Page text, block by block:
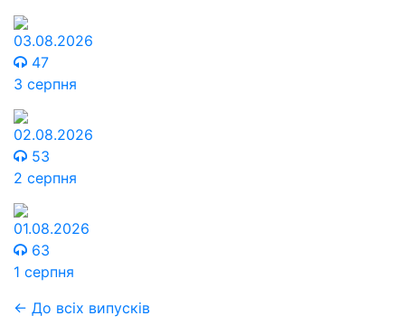
03.08.2026
47
3 серпня
02.08.2026
53
2 серпня
01.08.2026
63
1 серпня
← До всіх випусків